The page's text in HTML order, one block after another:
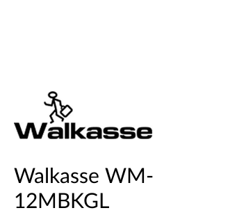
Walkasse WM-
12MBKGL